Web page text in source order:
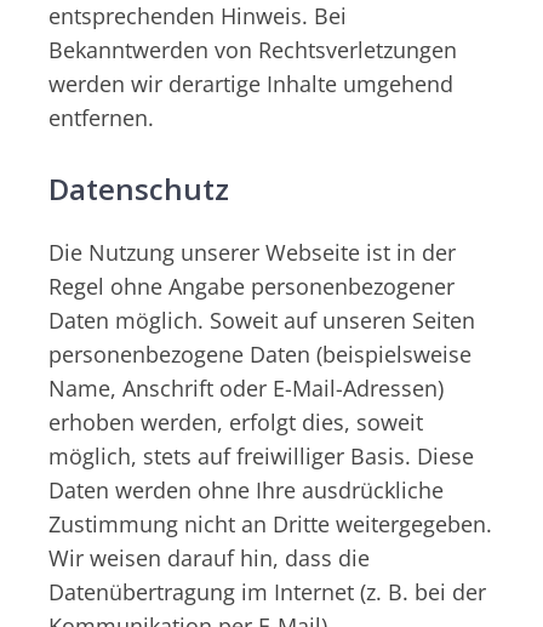
entsprechenden Hinweis. Bei
Bekanntwerden von Rechtsverletzungen
werden wir derartige Inhalte umgehend
entfernen.
Datenschutz
Die Nutzung unserer Webseite ist in der
Regel ohne Angabe personenbezogener
Daten möglich. Soweit auf unseren Seiten
personenbezogene Daten (beispielsweise
Name, Anschrift oder E-Mail-Adressen)
erhoben werden, erfolgt dies, soweit
möglich, stets auf freiwilliger Basis. Diese
Daten werden ohne Ihre ausdrückliche
Zustimmung nicht an Dritte weitergegeben.
Wir weisen darauf hin, dass die
Datenübertragung im Internet (z. B. bei der